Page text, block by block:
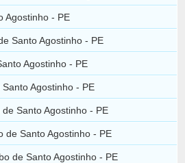
Agostinho - PE
Santo Agostinho - PE
Agostinho - PE
Agostinho - PE
Santo Agostinho - PE
de Santo Agostinho - PE
de Santo Agostinho - PE